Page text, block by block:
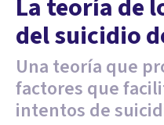
La teoría de
del suicidio
Una teoría que
factores que
intentos de